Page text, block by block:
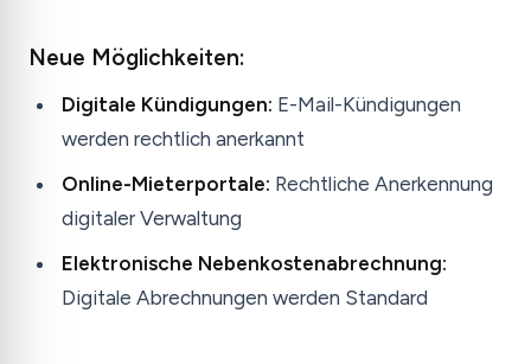
Neue Möglichkeiten:
Digitale Kündigungen: E-Mail-Kündigungen
werden rechtlich anerkannt
Online-Mieterportale: Rechtliche Anerkennung
digitaler Verwaltung
Elektronische Nebenkostenabrechnung:
Digitale Abrechnungen werden Standard